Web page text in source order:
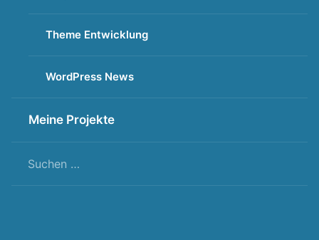
Theme Entwicklung
WordPress News
Meine Projekte